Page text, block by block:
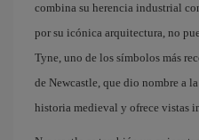
combina su herencia industrial
por su icónica arquitectura, no
Tyne, uno de los símbolos más
de Newcastle, que dio nombre a
historia medieval y ofrece vistas